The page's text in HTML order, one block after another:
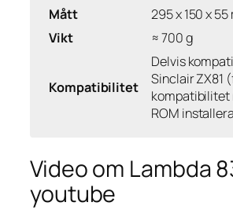
Mått
295 x 150 x 55
Vikt
≈ 700 g
Kompatibilitet
Delvis
Sinclair ZX81
kompatibilitet
ROM
Video om Lambda
youtube